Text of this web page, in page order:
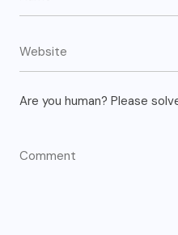
Are you human? Please